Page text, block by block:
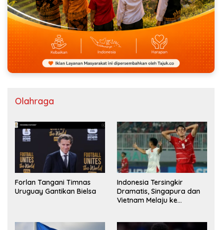
Olahraga
Forlan Tangani Timnas
Uruguay Gantikan Bielsa
Indonesia Tersingkir
Dramatis, Singapura dan
Vietnam Melaju ke